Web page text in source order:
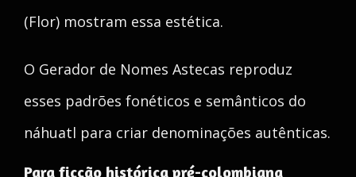
(Flor) mostram essa estética.
O Gerador de Nomes Astecas reproduz
esses padrões fonéticos e semânticos do
náhuatl para criar denominações autênticas.
Para ficção histórica pré-colombiana